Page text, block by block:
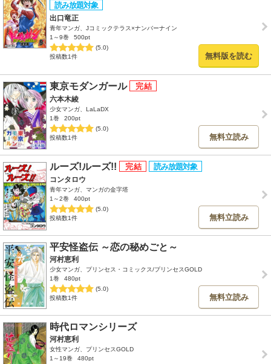
出口竜正
青年マンガ、Jコミックテラス×ナンバーナイン
1～9巻
500pt
(5.0)
投稿数1件
無料版を読む
東京モダンガール
六本木綾
少女マンガ、LaLaDX
1巻
200pt
(5.0)
投稿数1件
無料立読み
ルーズ!ルーズ!!
コンタロウ
青年マンガ、マンガの金字塔
1～2巻
400pt
(5.0)
投稿数1件
無料立読み
平安怪盗伝 ～恋の秘めごと～
河村恵利
少女マンガ、プリンセス・コミックス/プリンセスGOLD
1巻
480pt
(5.0)
投稿数1件
無料立読み
時代ロマンシリーズ
河村恵利
女性マンガ、プリンセスGOLD
1～19巻
480pt